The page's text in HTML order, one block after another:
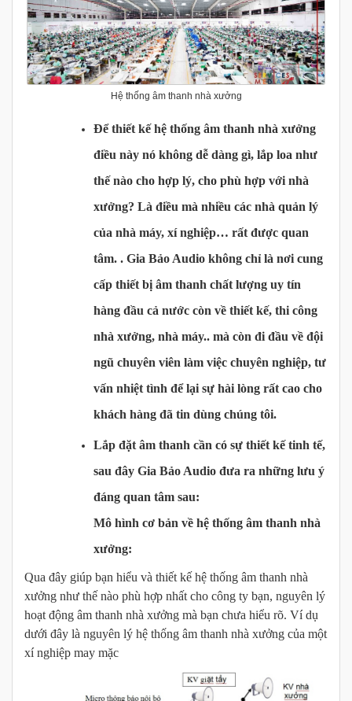
Hệ thống âm thanh nhà xưởng
Để thiết kế hệ thống âm thanh nhà xưởng
điều này nó không dễ dàng gì, lắp loa như
thế nào cho hợp lý, cho phù hợp với nhà
xưởng? Là điều mà nhiều các nhà quản lý
của nhà máy, xí nghiệp… rất được quan
tâm. . Gia Bảo Audio không chỉ là nơi cung
cấp thiết bị âm thanh chất lượng uy tín
hàng đầu cả nước còn về thiết kế, thi công
nhà xưởng, nhà máy.. mà còn đi đầu về đội
ngũ chuyên viên làm việc chuyên nghiệp, tư
vấn nhiệt tình để lại sự hài lòng rất cao cho
khách hàng đã tin dùng chúng tôi.
Lắp đặt âm thanh cần có sự thiết kế tinh tế,
sau đây Gia Bảo Audio đưa ra những lưu ý
đáng quan tâm sau:
Mô hình cơ bản về hệ thống âm thanh nhà
xưởng:
Qua đây giúp bạn hiểu và thiết kế hệ thống âm thanh nhà
xưởng như thế nào phù hợp nhất cho công ty bạn, nguyên lý
hoạt động âm thanh nhà xưởng mà bạn chưa hiểu rõ. Ví dụ
dưới đây là nguyên lý hệ thống âm thanh nhà xưởng của một
xí nghiệp may mặc